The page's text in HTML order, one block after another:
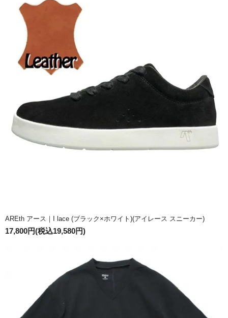
AREth アース｜I lace (ブラック×ホワイト)(アイレース スニーカー)
17,800円(税込19,580円)